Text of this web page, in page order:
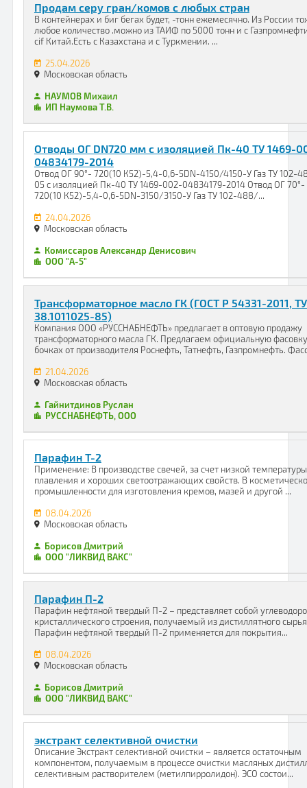
Продам серу гран/комов с любых стран
В контейнерах и биг бегах будет, -тонн ежемесячно. Из России
любое количество .можно из ТАИФ по 5000 тонн и с
cif Китай.Есть с Казахстана и с Туркмении. ...
25.04.2026
Московская область
НАУМОВ Михаил
ИП Наумова Т.В.
Отводы ОГ DN720 мм с изоляцией Пк-40 ТУ 1469-
04834179-2014
Отвод ОГ 90°- 720(10 К52)-5,4-0,6-5DN-4150/4150-У Газ ТУ 102-
05 с изоляцией Пк-40 ТУ 1469-002-04834179-2014 Отвод ОГ 70°-
720(10 К52)-5,4-0,6-5DN-3150/3150-У Газ ТУ 102-488/...
24.04.2026
Московская область
Комиссаров Александр Денисович
ООО "А-5"
Трансформаторное масло ГК (ГОСТ Р 54331-2011, ТУ
38.1011025-85)
Компания ООО «РУССНАБНЕФТЬ» предлагает в оптовую продажу
трансформаторного масла ГК. Предлагаем официальную
бочках от производителя Роснефть, Татнефть, Газпромнефть.
21.04.2026
Московская область
Гайнитдинов Руслан
РУССНАБНЕФТЬ, ООО
Парафин Т-2
Применение: В производстве свечей, за счет низкой температуры
плавления и хороших светоотражающих свойств. В
промышленности для изготовления кремов, мазей и другой ...
08.04.2026
Московская область
Борисов Дмитрий
ООО "ЛИКВИД ВАКС"
Парафин П-2
Парафин нефтяной твердый П-2 – представляет собой
кристаллического строения, получаемый из дистиллятного
Парафин нефтяной твердый П-2 применяется для покрытия...
08.04.2026
Московская область
Борисов Дмитрий
ООО "ЛИКВИД ВАКС"
экстракт селективной очистки
Описание Экстракт селективной очистки – является остаточным
компонентом, получаемым в процессе очистки масляных
селективным растворителем (метилпирролидон). ЭСО состои...